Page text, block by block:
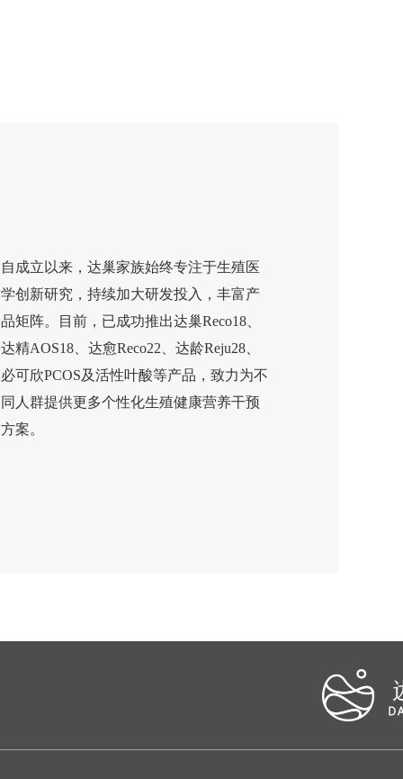
自成立以来，达巢家族始终专注于生殖医
学创新研究，持续加大研发投入，丰富产
品矩阵。目前，已成功推出达巢Reco18、
达精AOS18、达愈Reco22、达龄Reju28、
必可欣PCOS及活性叶酸等产品，致力为不
同人群提供更多个性化生殖健康营养干预
方案。